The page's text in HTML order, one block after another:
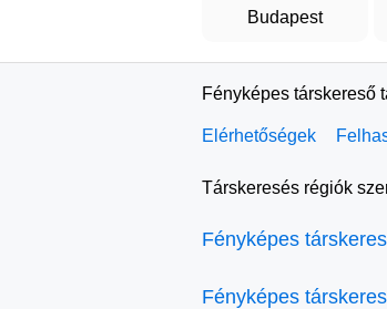
Budapest
Fényképes társkereső
Elérhetőségek
Társkeresés régiók
Fényképes
Fényképes